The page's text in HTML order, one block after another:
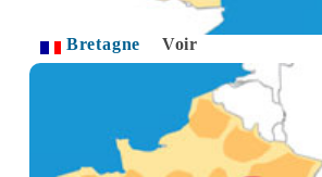
Bretagne Voir